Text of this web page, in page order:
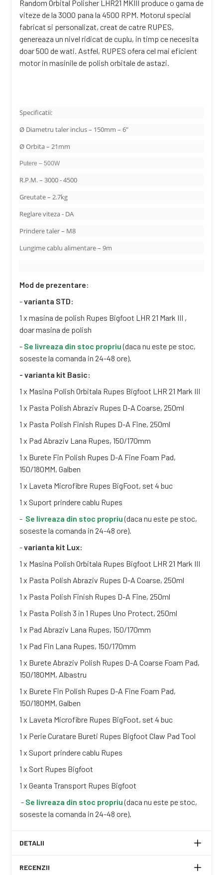
Random Orbital Polisher LHR21 MKIII produce o gama de
viteze de la 3000 pana la 4500 RPM. Motorul special
fabricat si personalizat, creat de catre RUPES,
genereaza un nivel ridicat de cuplu, in timp ce necesita
doar 500 de wati. Astfel, RUPES ofera cel mai eficient
motor in masinile de polish orbitale de astazi.
Specificatii:
Ø Diametru taler inclus – 150mm – 6"
Ø Orbita – 21mm
Putere – 500W
R.P.M. – 3000 - 4500
Greutate – 2.7kg
Reglare viteza - DA
Prindere taler – M8
Lungime cablu alimentare – 9m
Mod de prezentare:
-varianta STD:
1 x masina de polish Rupes Bigfoot LHR 21 Mark III ,
doar masina de polish
- Se livreaza din stoc propriu (daca nu este pe stoc,
soseste la comanda in 24-48 ore).
- varianta kit Basic:
1 x Masina Polish Orbitala Rupes Bigfoot LHR 21 Mark III
1 x Pasta Polish Abraziv Rupes D-A Coarse, 250ml
1 x Pasta Polish Finish Rupes D-A Fine, 250ml
1 x Pad Abraziv Lana Rupes, 150/170mm
1 x Burete Fin Polish Rupes D-A Fine Foam Pad,
150/180MM, Galben
1 x Laveta Microfibre Rupes BigFoot, set 4 buc
1 x Suport prindere cablu Rupes
- Se livreaza din stoc propriu (daca nu este pe stoc,
soseste la comanda in 24-48 ore).
-varianta kit Lux:
1 x Masina Polish Orbitala Rupes Bigfoot LHR 21 Mark III
1 x Pasta Polish Abraziv Rupes D-A Coarse, 250ml
1 x Pasta Polish Finish Rupes D-A Fine, 250ml
1 x Pasta Polish 3 in 1 Rupes Uno Protect, 250ml
1 x Pad Abraziv Lana Rupes, 150/170mm
1 x Pad Fin Lana Rupes, 150/170mm
1 x Burete Abraziv Polish Rupes D-A Coarse Foam Pad,
150/180MM, Albastru
1 x Burete Fin Polish Rupes D-A Fine Foam Pad,
150/180MM, Galben
1 x Laveta Microfibre Rupes BigFoot, set 4 buc
1 x Perie Curatare Bureti Rupes Bigfoot Claw Pad Tool
1 x Suport prindere cablu Rupes
1 x Sort Rupes Bigfoot
1 x Geanta Transport Rupes Bigfoot
- Se livreaza din stoc propriu (daca nu este pe stoc,
soseste la comanda in 24-48 ore).
DETALII
RECENZII